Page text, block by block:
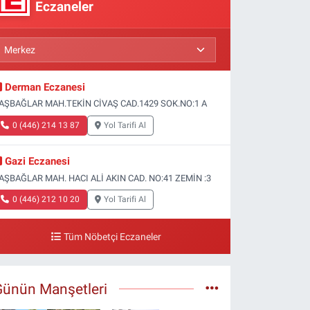
Eczaneler
Derman Eczanesi
MAH.TEKİN CİVAŞ CAD.1429 SOK.NO:1 A
0 (446) 214 13 87 Yol Tarifi Al
Gazi Eczanesi
MAH. HACI ALİ AKIN CAD. NO:41 ZEMİN :3
0 (446) 212 10 20 Yol Tarifi Al
Tüm Nöbetçi Eczaneler
Manşetleri